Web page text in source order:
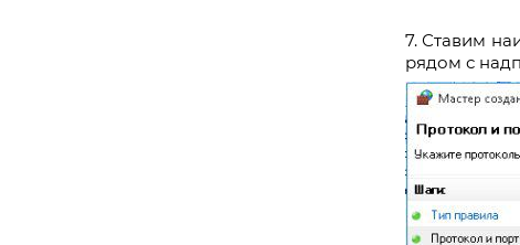
7. Ставим
рядом с